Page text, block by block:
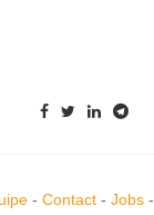
- Contact- Jobs-